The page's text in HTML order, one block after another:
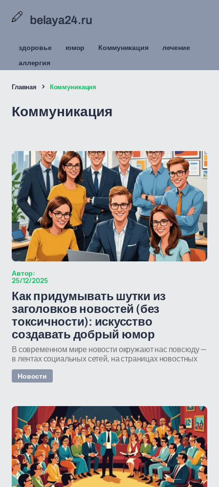
belaya24.ru
здоровье юмор Коммуникация
лечение
аллергия
Главная Коммуникация
Коммуникация
Автор:
25/12/2025
Как придумывать шутки из
заголовков новостей (без
токсичности): искусство
создавать добрый юмор
В современном мире новости окружают нас повсюду —
в лентах социальных сетей, на страницах новостных
Новости